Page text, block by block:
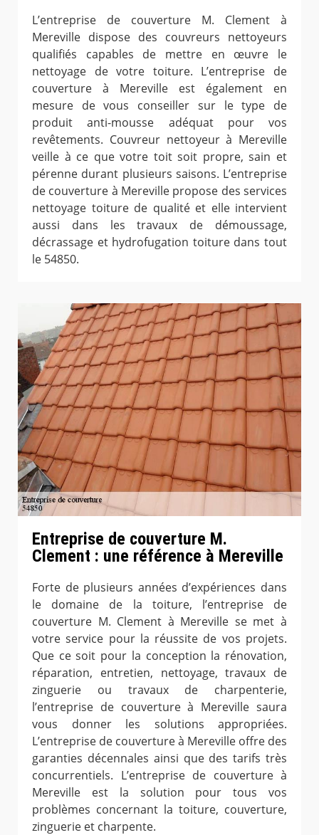
L’entreprise de couverture M. Clement à
Mereville dispose des couvreurs nettoyeurs
qualifiés capables de mettre en œuvre le
nettoyage de votre toiture. L’entreprise de
couverture à Mereville est également en
mesure de vous conseiller sur le type de
produit anti-mousse adéquat pour vos
revêtements. Couvreur nettoyeur à Mereville
veille à ce que votre toit soit propre, sain et
pérenne durant plusieurs saisons. L’entreprise
de couverture à Mereville propose des services
nettoyage toiture de qualité et elle intervient
aussi dans les travaux de démoussage,
décrassage et hydrofugation toiture dans tout
le 54850.
Entreprise de couverture M.
Clement : une référence à Mereville
Forte de plusieurs années d’expériences dans
le domaine de la toiture, l’entreprise de
couverture M. Clement à Mereville se met à
votre service pour la réussite de vos projets.
Que ce soit pour la conception la rénovation,
réparation, entretien, nettoyage, travaux de
zinguerie ou travaux de charpenterie,
l’entreprise de couverture à Mereville saura
vous donner les solutions appropriées.
L’entreprise de couverture à Mereville offre des
garanties décennales ainsi que des tarifs très
concurrentiels. L’entreprise de couverture à
Mereville est la solution pour tous vos
problèmes concernant la toiture, couverture,
zinguerie et charpente.